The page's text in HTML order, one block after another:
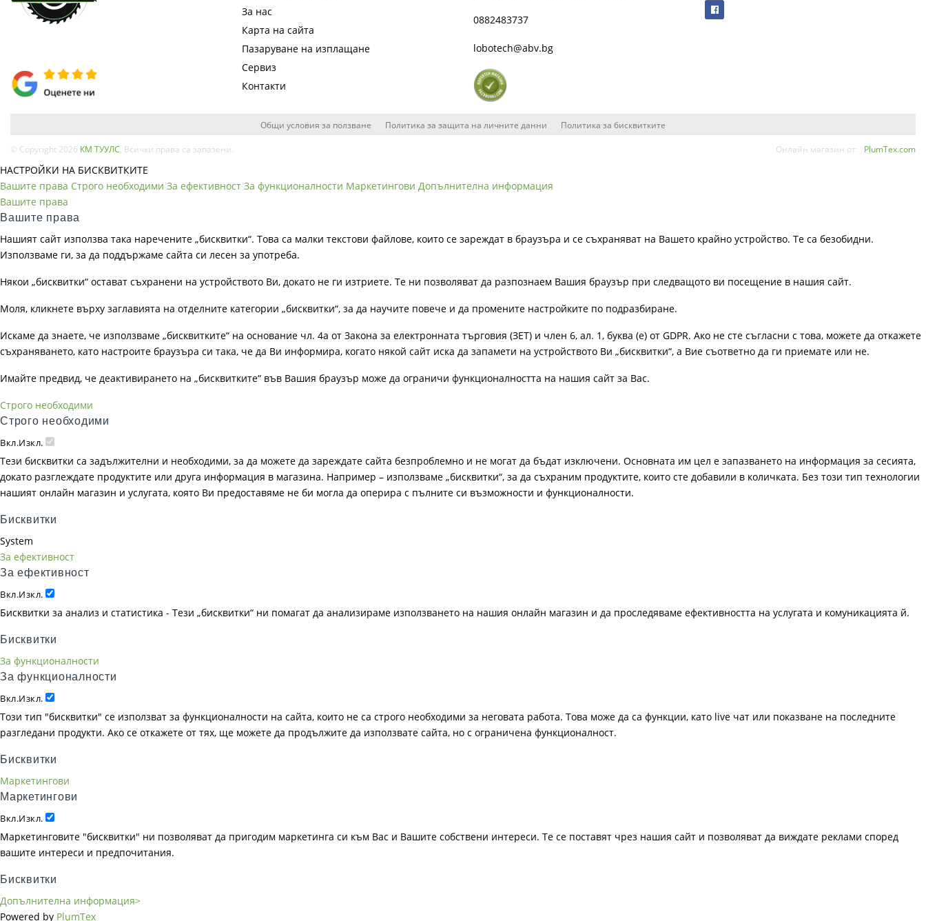
За нас
Карта на сайта
Пазаруване на изплащане
Сервиз
Контакти
0882483737
lobotech@abv.bg
Общи условия за ползване Политика за защита на личните данни Политика за бисквитките
© Copyright 2026 КМ ТУУЛС . Всички права са запазени. Онлайн магазин от: PlumTex.com
НАСТРОЙКИ НА БИСКВИТКИТЕ
Вашите права Строго необходими За ефективност За функционалности Маркетингови Допълнителна информация
Вашите права
Вашите права
Нашият сайт използва така наречените „бисквитки“. Това са малки текстови файлове, които се зареждат в браузъра и се съхраняват на Вашето крайно устройство. Те са безобидни.
Използваме ги, за да поддържаме сайта си лесен за употреба.
Някои „бисквитки“ остават съхранени на устройството Ви, докато не ги изтриете. Те ни позволяват да разпознаем Вашия браузър при следващото ви посещение в нашия сайт.
Моля, кликнете върху заглавията на отделните категории „бисквитки“, за да научите повече и да промените настройките по подразбиране.
Искаме да знаете, че използваме „бисквитките“ на основание чл. 4а от Закона за електронната търговия (ЗЕТ) и член 6, ал. 1, буква (е) от GDPR. Ако не сте съгласни с това, можете да откажете
съхраняването, като настроите браузъра си така, че да Ви информира, когато някой сайт иска да запамети на устройството Ви „бисквитки“, а Вие съответно да ги приемате или не.
Имайте предвид, че деактивирането на „бисквитките“ във Вашия браузър може да ограничи функционалността на нашия сайт за Вас.
Строго необходими
Строго необходими
Вкл.Изкл.
Тези бисквитки са задължителни и необходими, за да можете да зареждате сайта безпроблемно и не могат да бъдат изключени. Основната им цел е запазването на информация за сесията,
докато разглеждате продуктите или друга информация в магазина. Например – използваме „бисквитки“, за да съхраним продуктите, които сте добавили в количката. Без този тип технологии
нашият онлайн магазин и услугата, която Ви предоставяме не би могла да оперира с пълните си възможности и функционалности.
Бисквитки
System
За ефективност
За ефективност
Вкл.Изкл.
Бисквитки за анализ и статистика - Тези „бисквитки“ ни помагат да анализираме използването на нашия онлайн магазин и да проследяваме ефективността на услугата и комуникацията й.
Бисквитки
За функционалности
За функционалности
Вкл.Изкл.
Този тип "бисквитки" се използват за функционалности на сайта, които не са строго необходими за неговата работа. Това може да са функции, като live чат или показване на последните
разгледани продукти. Ако се откажете от тях, ще можете да продължите да използвате сайта, но с ограничена функционалност.
Бисквитки
Маркетингови
Маркетингови
Вкл.Изкл.
Маркетинговите "бисквитки" ни позволяват да пригодим маркетинга си към Вас и Вашите собствени интереси. Те се поставят чрез нашия сайт и позволяват да виждате реклами според
вашите интереси и предпочитания.
Бисквитки
Допълнителна информация>
Powered by PlumTex